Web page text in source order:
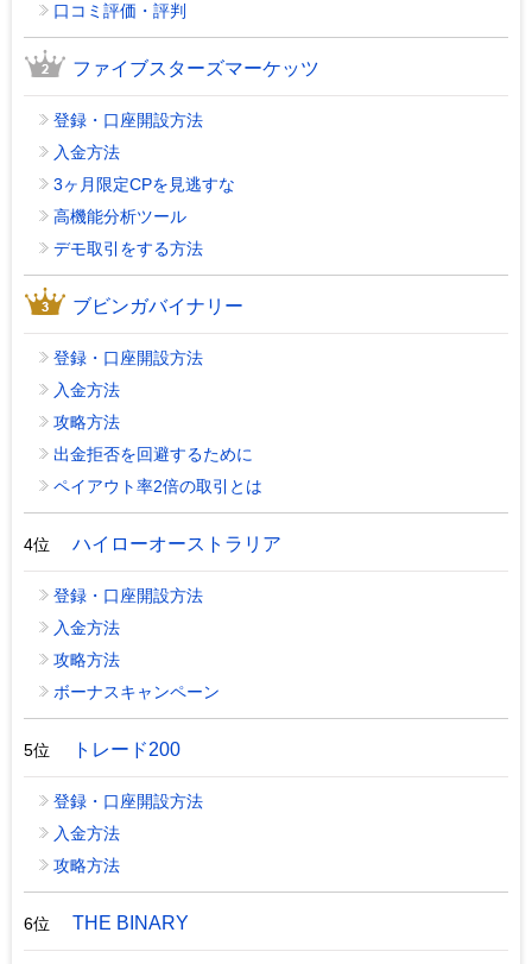
口コミ評価・評判
ファイブスターズマーケッツ
登録・口座開設方法
入金方法
3ヶ月限定CPを見逃すな
高機能分析ツール
デモ取引をする方法
ブビンガバイナリー
登録・口座開設方法
入金方法
攻略方法
出金拒否を回避するために
ペイアウト率2倍の取引とは
4位 ハイローオーストラリア
登録・口座開設方法
入金方法
攻略方法
ボーナスキャンペーン
5位 トレード200
登録・口座開設方法
入金方法
攻略方法
6位 THE BINARY